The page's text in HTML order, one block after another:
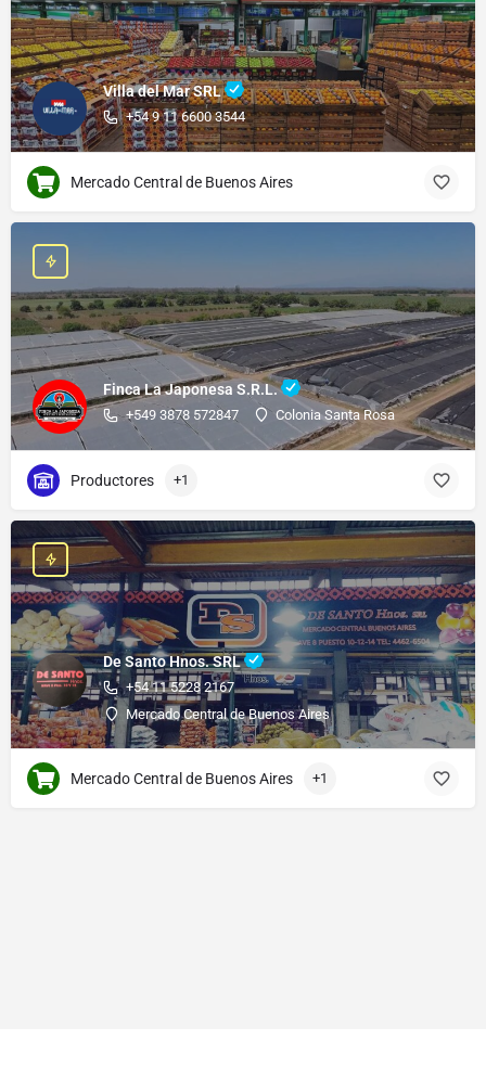
Villa del Mar SRL
+54 9 11 6600 3544
Mercado Central de Buenos Aires
Finca La Japonesa S.R.L.
+549 3878 572847 Colonia Santa Rosa
Productores +1
De Santo Hnos. SRL
+54 11 5228 2167
Mercado Central de Buenos Aires
Mercado Central de Buenos Aires +1